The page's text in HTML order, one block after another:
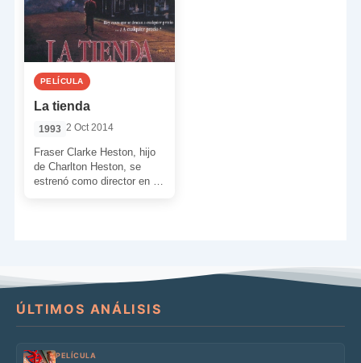
PELÍCULA
La tienda
1993 2 Oct 2014
Fraser Clarke Heston, hijo
de Charlton Heston, se
estrenó como director en la
ÚLTIMOS ANÁLISIS
PELÍCULA